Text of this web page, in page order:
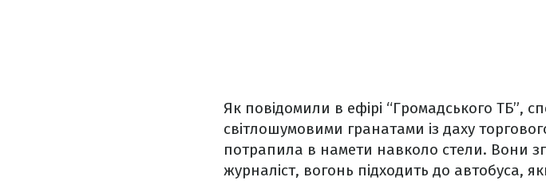
Як повідомили в ефірі “Громадського ТБ”,
світлошумовими гранатами із даху
потрапила в намети навколо стели. Вони
журналіст, вогонь підходить до автобуса,